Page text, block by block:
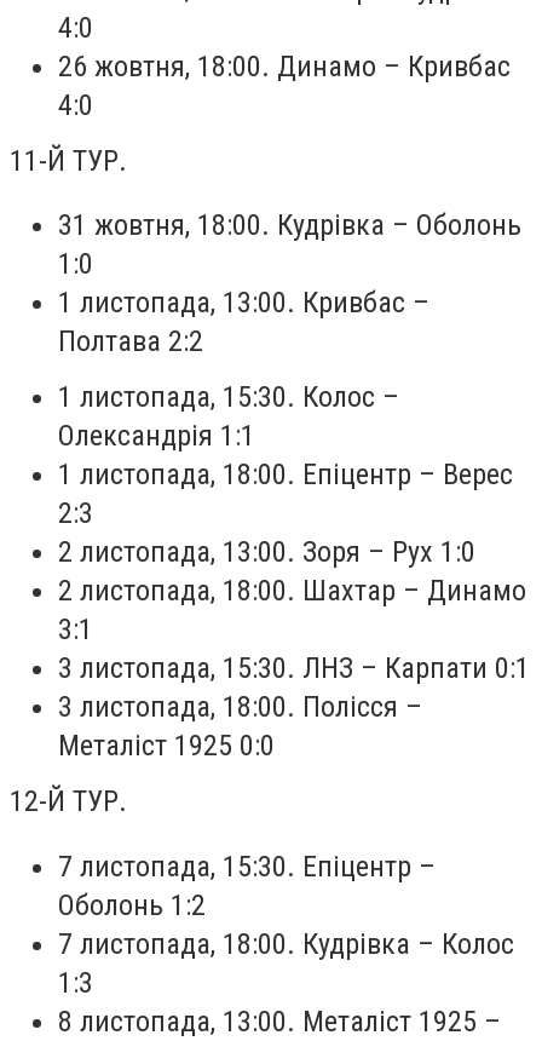
4:0
26 жовтня, 18:00. Динамо – Кривбас
4:0
11-Й ТУР.
31 жовтня, 18:00. Кудрівка – Оболонь
1:0
1 листопада, 13:00. Кривбас –
Полтава 2:2
1 листопада, 15:30. Колос –
Олександрія 1:1
1 листопада, 18:00. Епіцентр – Верес
2:3
2 листопада, 13:00. Зоря – Рух 1:0
2 листопада, 18:00. Шахтар – Динамо
3:1
3 листопада, 15:30. ЛНЗ – Карпати 0:1
3 листопада, 18:00. Полісся –
Металіст 1925 0:0
12-Й ТУР.
7 листопада, 15:30. Епіцентр –
Оболонь 1:2
7 листопада, 18:00. Кудрівка – Колос
1:3
8 листопада, 13:00. Металіст 1925 –